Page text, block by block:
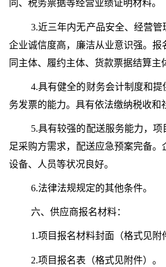
同、税务票据等经营业绩证明材料。
3.近三年内无产品安全、经营管
企业诚信度高，廉洁从业意识强。报
同主体、履约主体、货款票据结算主
4.具有健全的财务会计制度和
务发票的能力。具有依法缴纳税收和
5.具有较强的配送服务能力，
足采购方需求，配送应急预案完备。
设备、人员等状况良好。
6.法律法规规定的其他条件。
六、供应商报名材料：
1.项目报名材料封面（格式见附
2.项目报名表（格式见附件）。